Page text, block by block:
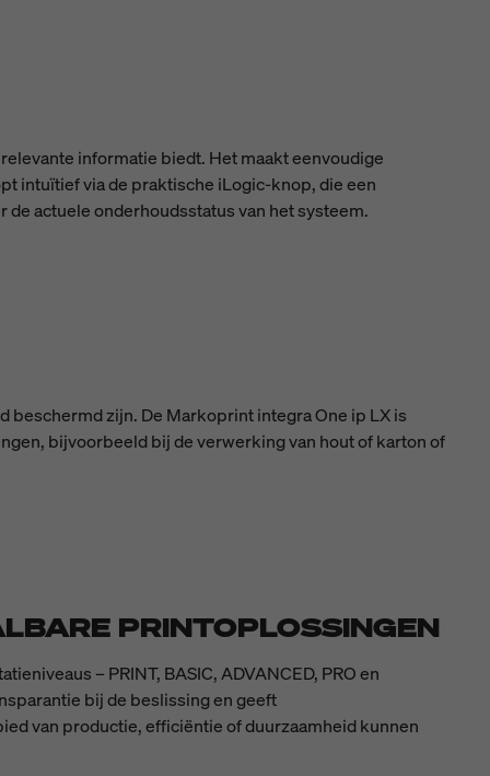
informatie biedt. Het maakt eenvoudige
intuïtief via de praktische iLogic-knop, die een
actuele onderhoudsstatus van het systeem.
zijn. De Markoprint integra One ip LX is
bijvoorbeeld bij de verwerking van hout of karton of
PRINTOPLOSSINGEN
– PRINT, BASIC, ADVANCED, PRO en
bij de beslissing en geeft
van productie, efficiëntie of duurzaamheid kunnen